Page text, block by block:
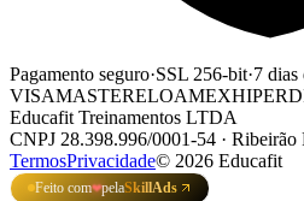
Pagamento seguro·SSL 256-bit·7 dias
VISAMASTERELOAMEXHIPER
Educafit Treinamentos LTDA
CNPJ 28.398.996/0001-54 · Ribeirão
TermosPrivacidade© 2026 Educafit
Feito com❤pelaSkillAds